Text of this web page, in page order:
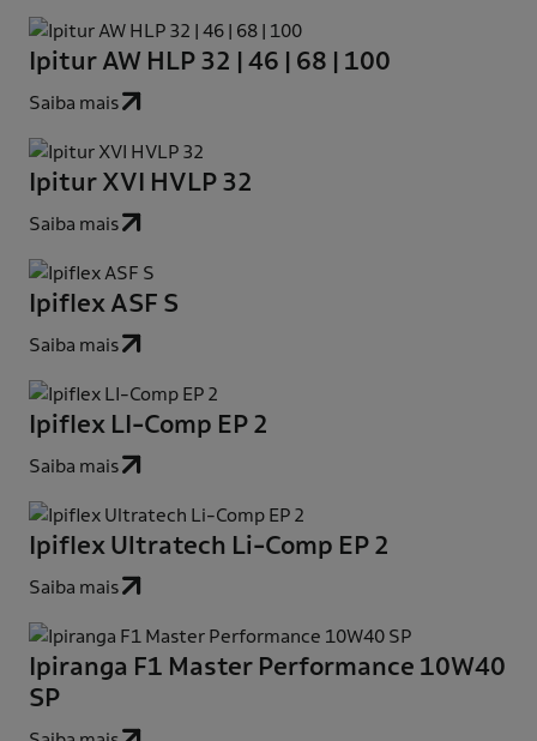
Ipitur AW HLP 32 | 46 | 68 | 100
Saiba mais
Ipitur XVI HVLP 32
Saiba mais
Ipiflex ASF S
Saiba mais
Ipiflex LI-Comp EP 2
Saiba mais
Ipiflex Ultratech Li-Comp EP 2
Saiba mais
Ipiranga F1 Master Performance 10W40
SP